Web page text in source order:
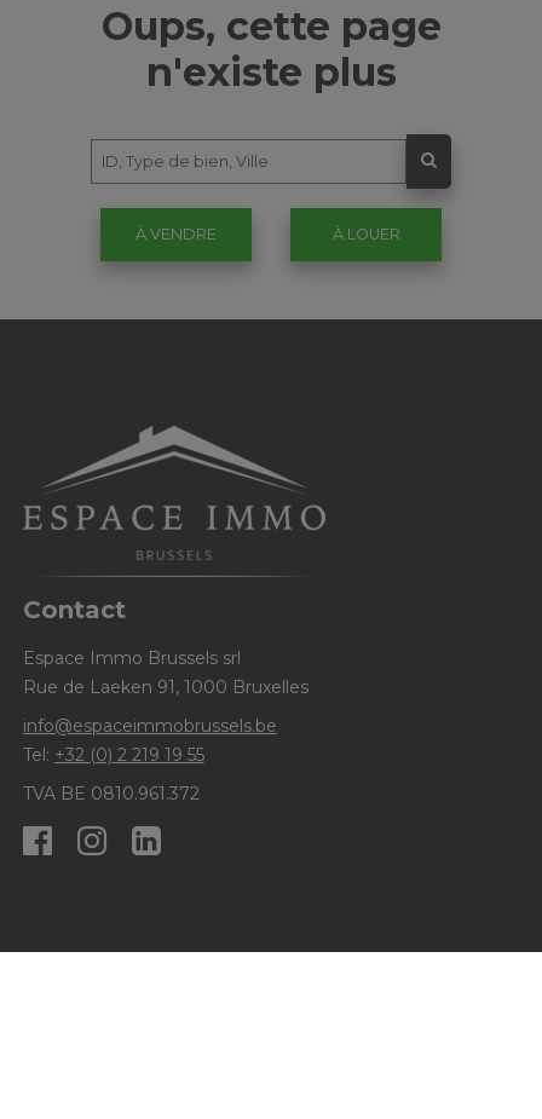
Oups, cette page
n'existe plus
À VENDRE À LOUER
Contact
Espace Immo Brussels srl
Rue de Laeken 91, 1000 Bruxelles
info@espaceimmobrussels.be
Tel: +32 (0) 2 219 19 55
TVA BE 0810.961.372